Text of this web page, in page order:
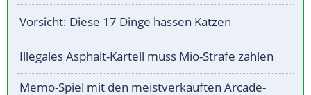
Vorsicht: Diese 17 Dinge hassen Katzen
Illegales Asphalt-Kartell muss Mio-Strafe zahlen
Memo-Spiel mit den meistverkauften Arcade-